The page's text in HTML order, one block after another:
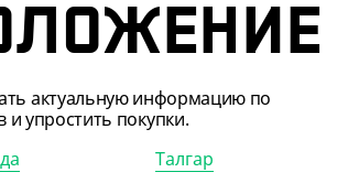
актуальную информацию по
упростить покупки.
Талгар